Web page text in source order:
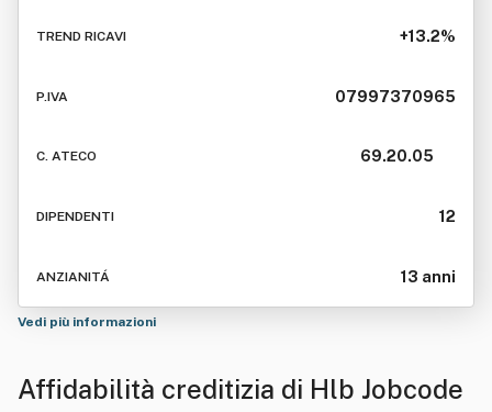
TREND RICAVI +13.2%
P.IVA 07997370965
C. ATECO 69.20.05
DIPENDENTI 12
ANZIANITÁ 13 anni
Vedi più informazioni
Affidabilità creditizia di Hlb Jobcode